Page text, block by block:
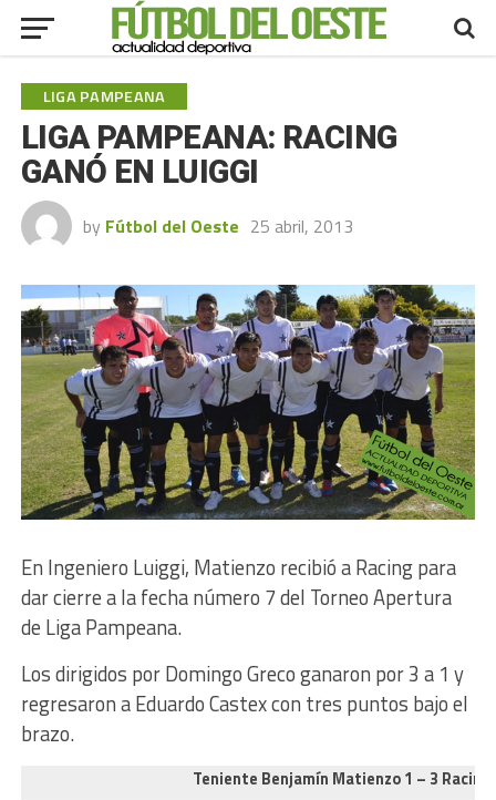
LIGA PAMPEANA
LIGA PAMPEANA: RACING
GANÓ EN LUIGGI
by Fútbol del Oeste 25 abril, 2013
En Ingeniero Luiggi, Matienzo recibió a Racing para
dar cierre a la fecha número 7 del Torneo Apertura
de Liga Pampeana.
Los dirigidos por Domingo Greco ganaron por 3 a 1 y
regresaron a Eduardo Castex con tres puntos bajo el
brazo.
Teniente Benjamín Matienzo 1 – 3 Racing